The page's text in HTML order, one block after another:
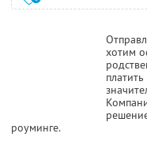
хотим
роуминге.